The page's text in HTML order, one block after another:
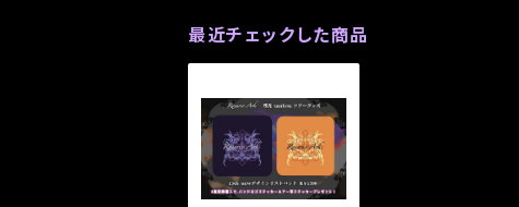
最近チェックした商品